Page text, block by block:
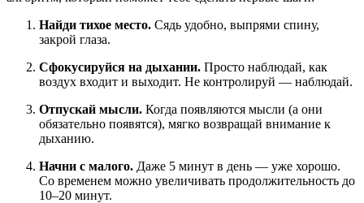
Найди тихое место. Сядь удобно, выпрями спину,
закрой глаза.
Сфокусируйся на дыхании. Просто наблюдай, как
воздух входит и выходит. Не контролируй — наблюдай.
Отпускай мысли. Когда появляются мысли (а они
обязательно появятся), мягко возвращай внимание к
дыханию.
Начни с малого. Даже 5 минут в день — уже хорошо.
Со временем можно увеличивать продолжительность до
10–20 минут.